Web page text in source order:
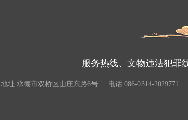
服务热线、文物违法犯罪
地址:承德市双桥区山庄东路6号 电话:086-0314-2029771